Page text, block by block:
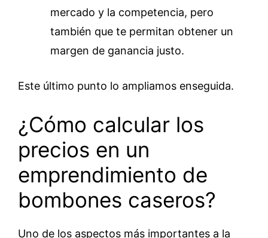
mercado y la competencia, pero
también que te permitan obtener un
margen de ganancia justo.
Este último punto lo ampliamos enseguida.
¿Cómo calcular los
precios en un
emprendimiento de
bombones caseros?
Uno de los aspectos más importantes a la